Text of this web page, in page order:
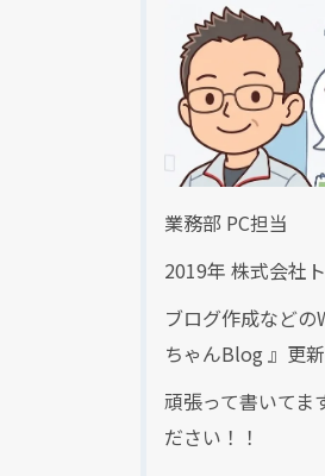
業務部 PC担当
2019年 株式会社
ブログ作成などの
ちゃんBlog 』更
頑張って書いてま
ださい！！